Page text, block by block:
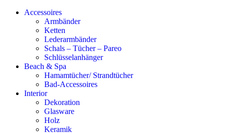
Accessoires
Armbänder
Ketten
Lederarmbänder
Schals – Tücher – Pareo
Schlüsselanhänger
Beach & Spa
Hamamtücher/ Strandtücher
Bad-Accessoires
Interior
Dekoration
Glasware
Holz
Keramik